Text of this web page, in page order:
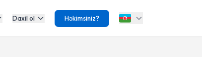
Daxil ol Həkimsiniz?